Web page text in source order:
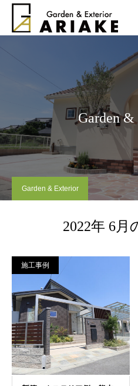
Garden
Garden & Exterior
2022年 6月
施工事例